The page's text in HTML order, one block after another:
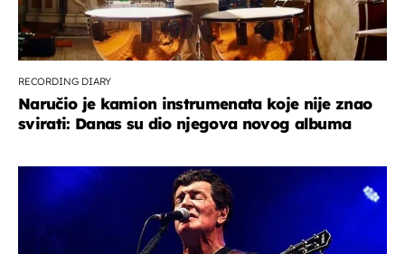
RECORDING DIARY
Naručio je kamion instrumenata koje nije znao
svirati: Danas su dio njegova novog albuma